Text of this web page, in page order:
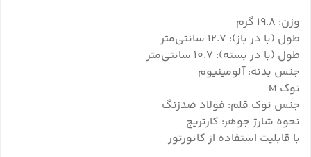
وزن: 19.8 گرم
طول (با در باز): 12.7 سانتی‌متر
طول (با در بسته): 10.7 سانتی‌متر
جنس بدنه: آلومینیوم
نوک M
جنس نوک قلم: فولاد ضدزنگ
نحوه شارژ جوهر: کارتریج
با قابلیت استفاده از کانورتور